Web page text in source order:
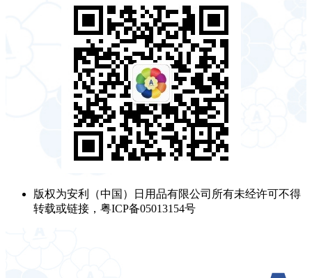
版权为安利（中国）日用品有限公司所有未经许可不得
转载或链接，粤ICP备05013154号